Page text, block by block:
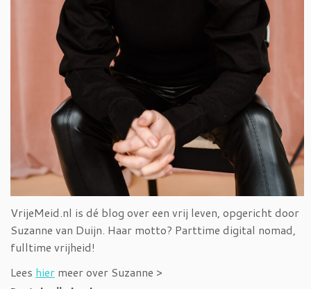
VrijeMeid.nl is dé blog over een vrij leven, opgericht door
Suzanne van Duijn. Haar motto? Parttime digital nomad,
fulltime vrijheid!
Lees hier meer over Suzanne >